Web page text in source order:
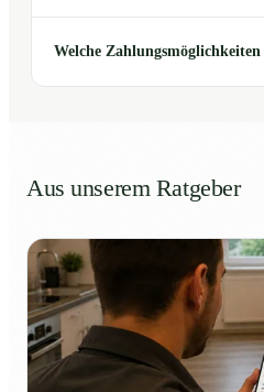
Welche
Aus unserem Ratgeber